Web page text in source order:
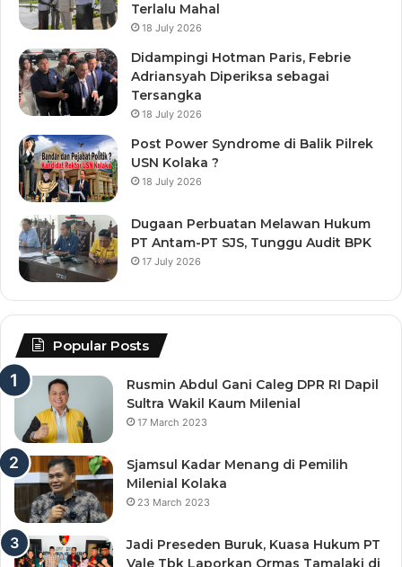
Terlalu Mahal
18 July 2026
Didampingi Hotman Paris, Febrie
Adriansyah Diperiksa sebagai
Tersangka
18 July 2026
Post Power Syndrome di Balik Pilrek
USN Kolaka ?
18 July 2026
Dugaan Perbuatan Melawan Hukum
PT Antam-PT SJS, Tunggu Audit BPK
17 July 2026
Popular Posts
Rusmin Abdul Gani Caleg DPR RI Dapil
Sultra Wakil Kaum Milenial
17 March 2023
Sjamsul Kadar Menang di Pemilih
Milenial Kolaka
23 March 2023
Jadi Preseden Buruk, Kuasa Hukum PT
Vale Tbk Laporkan Ormas Tamalaki di